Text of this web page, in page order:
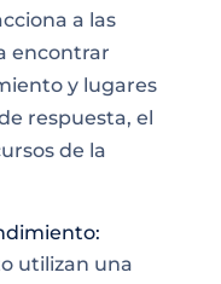
a las
encontrar
y lugares
respuesta, el
de la
utilizan una